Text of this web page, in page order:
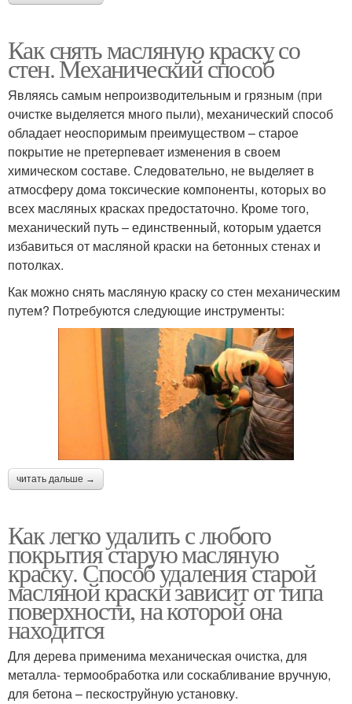
Как снять масляную краску со
стен. Механический способ
Являясь самым непроизводительным и грязным (при
очистке выделяется много пыли), механический способ
обладает неоспоримым преимуществом – старое
покрытие не претерпевает изменения в своем
химическом составе. Следовательно, не выделяет в
атмосферу дома токсические компоненты, которых во
всех масляных красках предостаточно. Кроме того,
механический путь – единственный, которым удается
избавиться от масляной краски на бетонных стенах и
потолках.
Как можно снять масляную краску со стен механическим
путем? Потребуются следующие инструменты:
читать дальше →
Как легко удалить с любого
покрытия старую масляную
краску. Способ удаления старой
масляной краски зависит от типа
поверхности, на которой она
находится
Для дерева применима механическая очистка, для
металла- термообработка или соскабливание вручную,
для бетона – пескоструйную установку.